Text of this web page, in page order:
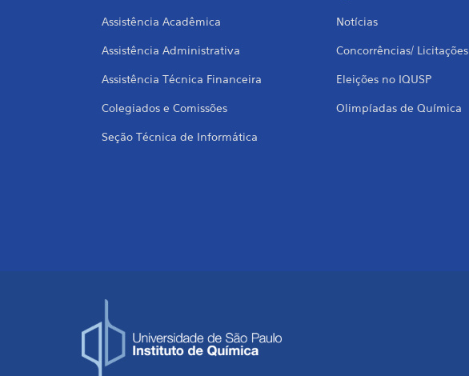
Assistência Acadêmica
Assistência Administrativa
Assistência Técnica Financeira
Colegiados e Comissões
Seção Técnica de Informática
Notícias
Concorrências/ Licitações
Eleições no IQUSP
Olimpíadas de Química